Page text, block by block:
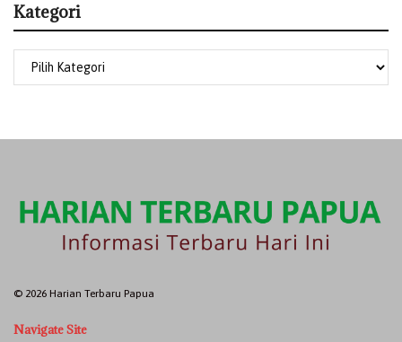
Kategori
© 2026 Harian Terbaru Papua
Navigate Site